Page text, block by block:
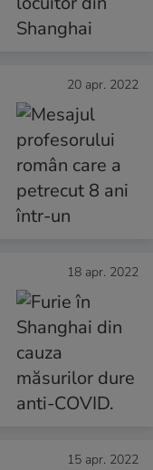
20 apr. 2022
18 apr. 2022
15 apr. 2022